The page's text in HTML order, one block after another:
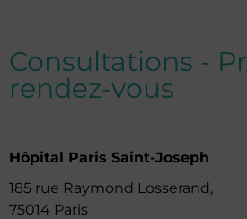
Consultations -
rendez-vous
Hôpital Paris Saint-Joseph
185 rue Raymond Losserand,
75014 Paris